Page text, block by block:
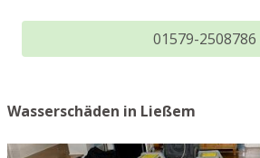
01579-2508786
Wasserschäden in Ließem